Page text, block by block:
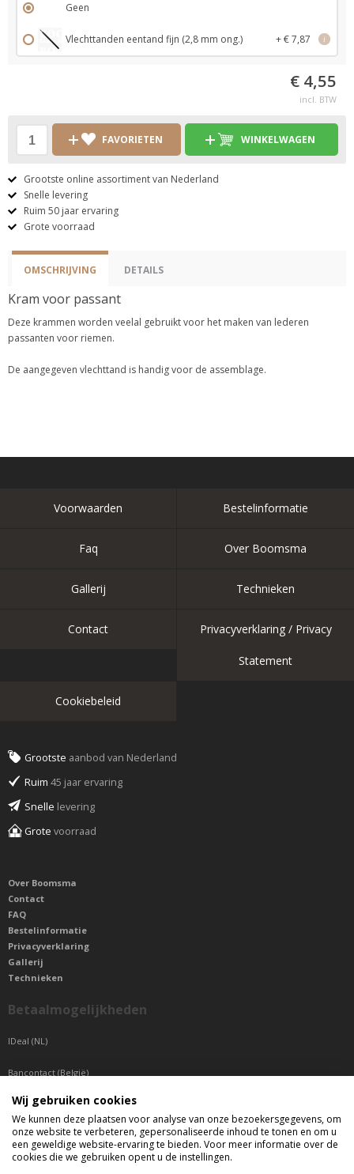
Geen
Vlechttanden eentand fijn (2,8 mm ong.) + € 7,87 i
€ 4,55
incl. BTW
FAVORIETEN WINKELWAGEN
Grootste online assortiment van Nederland
Snelle levering
Ruim 50 jaar ervaring
Grote voorraad
OMSCHRIJVING DETAILS
Kram voor passant
Deze krammen worden veelal gebruikt voor het maken van lederen
passanten voor riemen.
De aangegeven vlechttand is handig voor de assemblage.
Voorwaarden Bestelinformatie
Faq Over Boomsma
Gallerij Technieken
Contact Privacyverklaring / Privacy
Statement
Cookiebeleid
Grootste aanbod van Nederland
Ruim 45 jaar ervaring
Snelle levering
Grote voorraad
Over Boomsma
Contact
FAQ
Bestelinformatie
Privacyverklaring
Gallerij
Technieken
Betaalmogelijkheden
IDeal (NL)
Bancontact (België)
Sepa betaling (Overige landen)
Telefonisch bereikbaar
Wij gebruiken cookies
We kunnen deze plaatsen voor analyse van onze bezoekersgegevens, om
onze website te verbeteren, gepersonaliseerde inhoud te tonen en om u
een geweldige website-ervaring te bieden. Voor meer informatie over de
cookies die we gebruiken opent u de instellingen.